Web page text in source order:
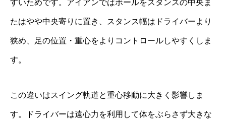
すいためです。アイアンではボールをスタンスの中央ま
たはやや中央寄りに置き、スタンス幅はドライバーより
狭め、足の位置・重心をよりコントロールしやすくしま
す。
この違いはスイング軌道と重心移動に大きく影響しま
す。ドライバーは遠心力を利用して体をぶらさず大きな